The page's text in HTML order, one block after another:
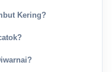
Kering?